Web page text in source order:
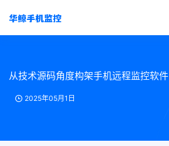
从技术源码角度构架手机远程监控软件
2025年05月1日